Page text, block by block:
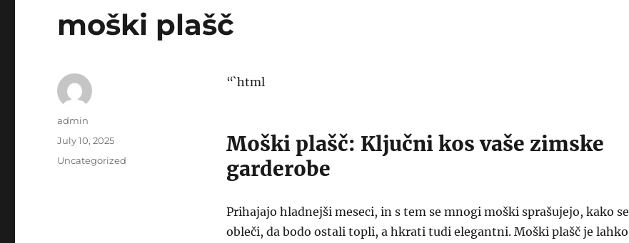
moški plašč
“`html
Moški plašč: Ključni kos vaše zimske
garderobe
Prihajajo hladnejši meseci, in s tem se mnogi moški sprašujejo, kako se
obleči, da bodo ostali topli, a hkrati tudi elegantni. Moški plašč je lahko
Author
admin
Posted
July 10, 2025
Categories
Uncategorized